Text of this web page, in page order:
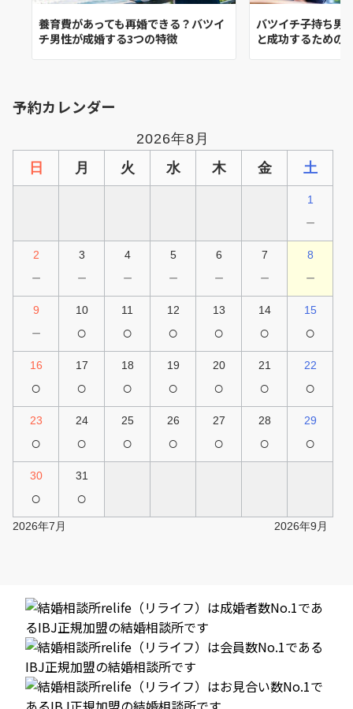
養育費があっても再婚できる？バツイ
チ男性が成婚する3つの特徴
バツイチ子持ち男
と成功するための
予約カレンダー
2026年8月
日
月 火 水 木 金 土
1
－
2
－
3
－
4
－
5
－
6
－
7
－
8
－
9
－
10
○
11
○
12
○
13
○
14
○
15
○
16
○
17
○
18
○
19
○
20
○
21
○
22
○
23
○
24
○
25
○
26
○
27
○
28
○
29
○
30
○
31
○
2026年7月 2026年9月